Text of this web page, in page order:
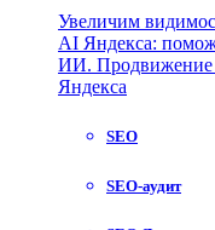
Увеличим
AI Яндекса:
ИИ. Продвижение
Яндекса
SEO
SEO-аудит